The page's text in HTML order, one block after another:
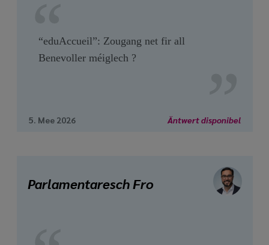
“eduAccueil”: Zougang net fir all
Benevoller méiglech ?
5. Mee 2026 Äntwert disponibel
Parlamentaresch Fro